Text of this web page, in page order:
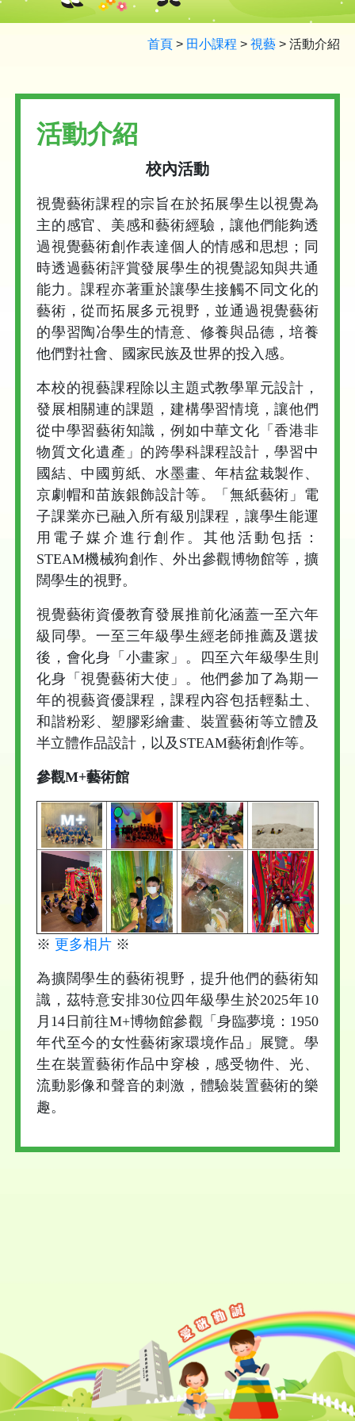
首頁 > 田小課程 > 視藝 > 活動介紹
活動介紹
校內活動
視覺藝術課程的宗旨在於拓展學生以視覺為
主的感官、美感和藝術經驗，讓他們能夠透
過視覺藝術創作表達個人的情感和思想；同
時透過藝術評賞發展學生的視覺認知與共通
能力。課程亦著重於讓學生接觸不同文化的
藝術，從而拓展多元視野，並通過視覺藝術
的學習陶冶學生的情意、修養與品德，培養
他們對社會、國家民族及世界的投入感。
本校的視藝課程除以主題式教學單元設計，
發展相關連的課題，建構學習情境，讓他們
從中學習藝術知識，例如中華文化「香港非
物質文化遺產」的跨學科課程設計，學習中
國結、中國剪紙、水墨畫、年桔盆栽製作、
京劇帽和苗族銀飾設計等。「無紙藝術」電
子課業亦已融入所有級別課程，讓學生能運
用電子媒介進行創作。其他活動包括：
STEAM機械狗創作、外出參觀博物館等，擴
闊學生的視野。
視覺藝術資優教育發展推前化涵蓋一至六年
級同學。一至三年級學生經老師推薦及選拔
後，會化身「小畫家」。四至六年級學生則
化身「視覺藝術大使」。他們參加了為期一
年的視藝資優課程，課程內容包括輕黏土、
和諧粉彩、塑膠彩繪畫、裝置藝術等立體及
半立體作品設計，以及STEAM藝術創作等。
參觀M+藝術館
※ 更多相片 ※
為擴闊學生的藝術視野，提升他們的藝術知
識，茲特意安排30位四年級學生於2025年10
月14日前往M+博物館參觀「身臨夢境：1950
年代至今的女性藝術家環境作品」展覽。學
生在裝置藝術作品中穿梭，感受物件、光、
流動影像和聲音的刺激，體驗裝置藝術的樂
趣。